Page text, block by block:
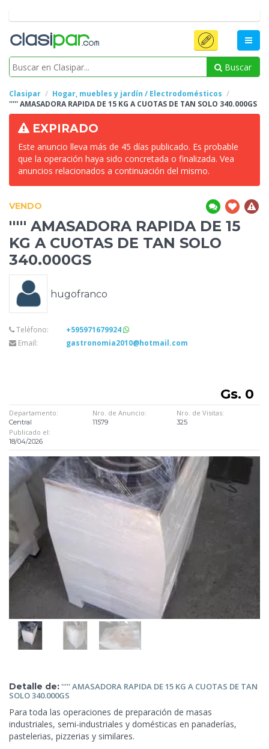
Buscar
Clasipar
Hogar, muebles y jardín / Electrodomésticos
''''' AMASADORA RAPIDA DE 15 KG A CUOTAS DE TAN SOLO 340.000GS
EXPIRADO
Este anuncio lleva más de 45 días publicado. Es probable
que la operación haya sido concretada o finalizada. Vea
anuncios relacionados a continuación del mismo.
VENDO
''''' AMASADORA RAPIDA DE 15
KG A CUOTAS DE TAN SOLO
340.000GS
hugofranco
Teléfono:
+595971679924
Email:
gastronomia2010@hotmail.com
Gs. 0
Departamento:
Central
Nro. de Anuncio:
11579
Nro. de Visitas:
325
Publicado el:
18/04/2026
Detalle de: ''''' AMASADORA RAPIDA DE15 KG A CUOTAS DE TAN
SOLO 340.000GS
Para toda las operaciones de preparación de masas
industriales, semi-industriales y domésticas en panaderías,
pastelerias, pizzerias y similares.